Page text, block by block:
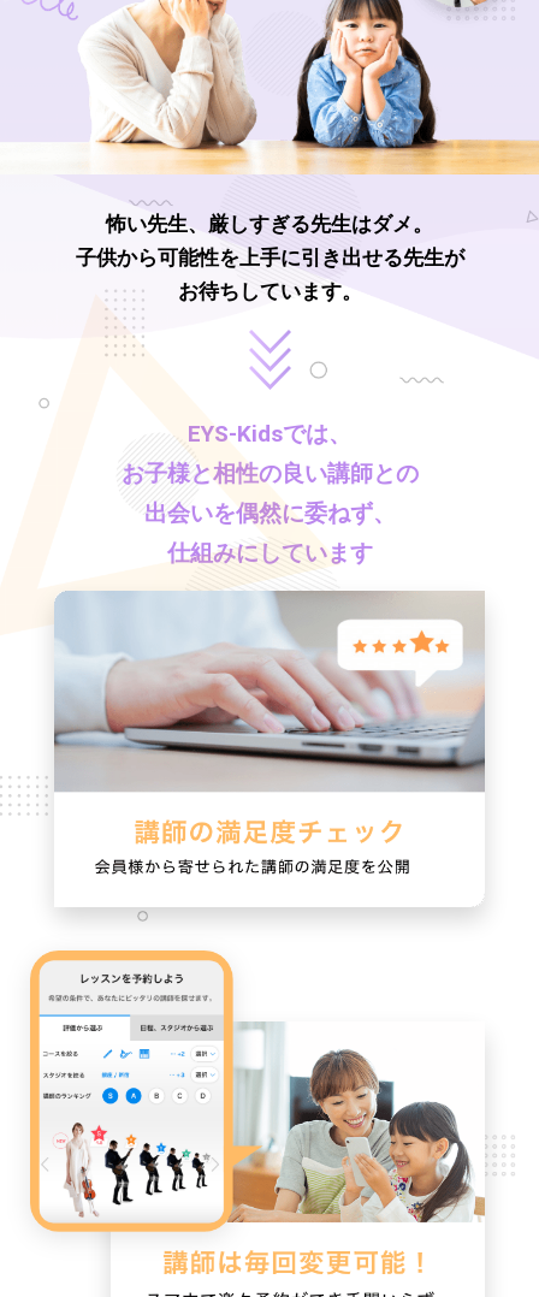
怖い先生、厳しすぎる先生はダメ。
子供から可能性を上手に引き出せる先生が
お待ちしています。
EYS-Kidsでは、
お子様と相性の良い講師との
出会いを偶然に委ねず、
仕組みにしています